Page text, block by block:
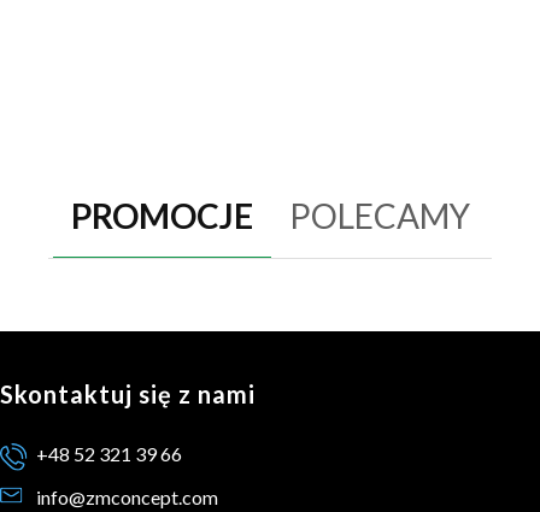
PROMOCJE POLECAMY
Skontaktuj się z nami
+48 52 321 39 66
info@zmconcept.com